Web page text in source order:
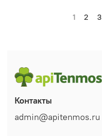
1 2 3
Контакты
admin@apitenmos.ru